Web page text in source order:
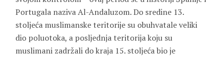
Portugala naziva Al-Andaluzom. Do sredine 13.
stoljeća muslimanske teritorije su obuhvatale veliki
dio poluotoka, a posljednja teritorija koju su
muslimani zadržali do kraja 15. stoljeća bio je